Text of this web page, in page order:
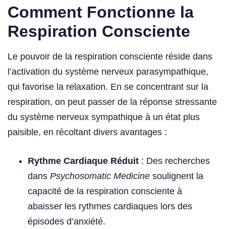
Comment Fonctionne la
Respiration Consciente
Le pouvoir de la respiration consciente réside dans
l’activation du système nerveux parasympathique,
qui favorise la relaxation. En se concentrant sur la
respiration, on peut passer de la réponse stressante
du système nerveux sympathique à un état plus
paisible, en récoltant divers avantages :
Rythme Cardiaque Réduit : Des recherches
dans Psychosomatic Medicine soulignent la
capacité de la respiration consciente à
abaisser les rythmes cardiaques lors des
épisodes d’anxiété.